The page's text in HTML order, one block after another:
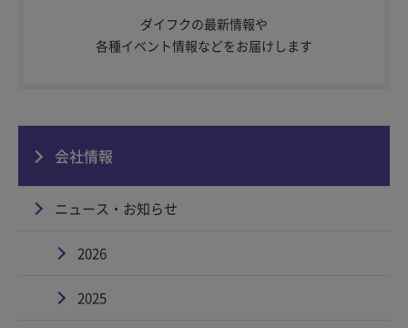
ダイフクの最新情報や
各種イベント情報などをお届けします
会社情報
ニュース・お知らせ
2026
2025